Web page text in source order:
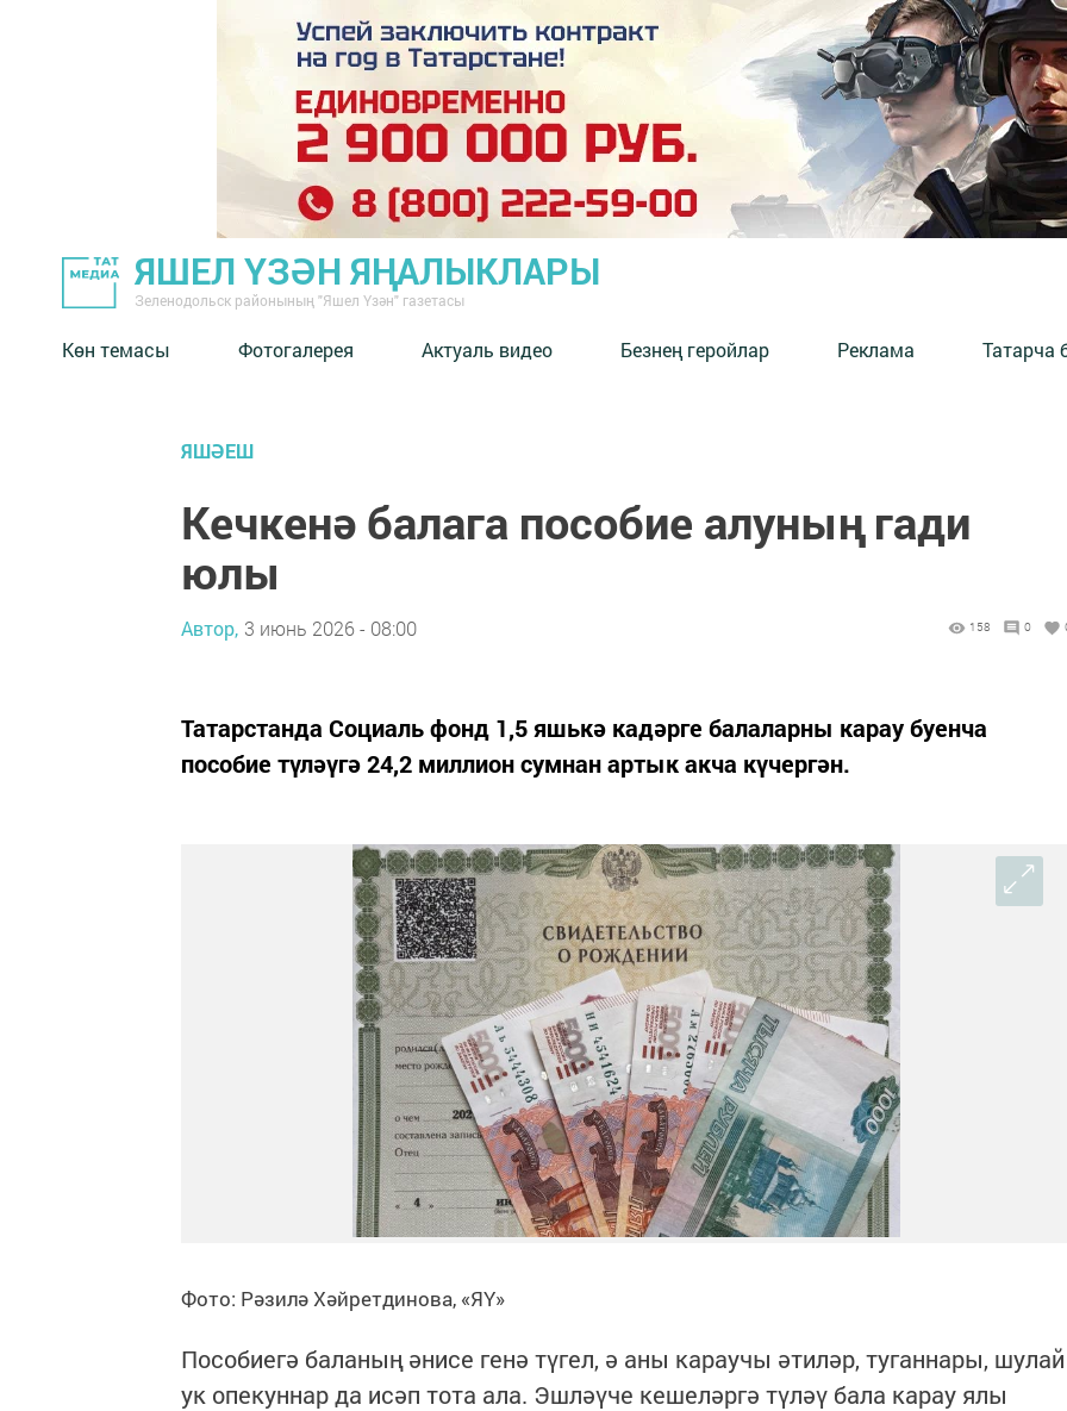
ЯШЕЛ ҮЗӘН ЯҢАЛЫКЛАРЫ
Зеленодольск районының "Яшел Үзән" газетасы
Көн темасы Фотогалерея Актуаль видео Безнең геройлар Реклама Татарча
ЯШӘЕШ
Кечкенә балага пособие алуның гади
юлы
Автор, 3 июнь 2026 - 08:00 158 0
Татарстанда Социаль фонд 1,5 яшькә кадәрге балаларны карау буенча
пособие түләүгә 24,2 миллион сумнан артык акча күчергән.
Фото: Рәзилә Хәйретдинова, «ЯҮ»
Пособиегә баланың әнисе генә түгел, ә аны караучы әтиләр, туганнары, шулай
ук опекуннар да исәп тота ала. Эшләүче кешеләргә түләү бала карау ялы